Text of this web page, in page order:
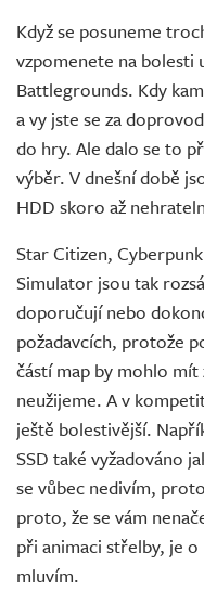
Když se posuneme
vzpomenete na bolesti
Battlegrounds. Kdy
a vy jste se za
do hry. Ale dalo se to
výběr. V dnešní době
HDD skoro až
Star Citizen,
Simulator jsou tak
doporučují nebo
požadavcích, protože
částí map by mohlo
neužijeme. A v
ještě bolestivější.
SSD také vyžadováno
se vůbec nedivím,
proto, že se vám
při animaci střelby, je
mluvím.